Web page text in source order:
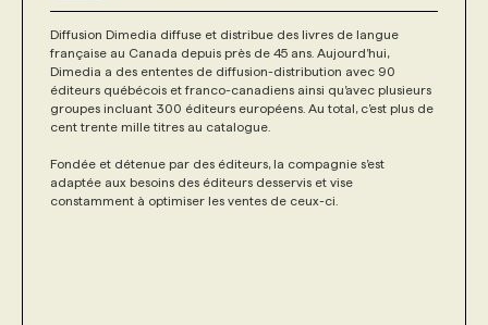
Diffusion Dimedia diffuse et distribue des livres de langue
française au Canada depuis près de 45 ans. Aujourd’hui,
Dimedia a des ententes de diffusion-distribution avec 90
éditeurs québécois et franco-canadiens ainsi qu’avec plusieurs
groupes incluant 300 éditeurs européens. Au total, c’est plus de
cent trente mille titres au catalogue.
Fondée et détenue par des éditeurs, la compagnie s’est
adaptée aux besoins des éditeurs desservis et vise
constamment à optimiser les ventes de ceux-ci.